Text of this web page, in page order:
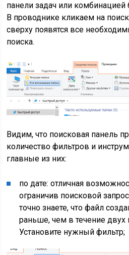
панели задач или
В проводнике кликаем на
сверху появятся все
поиска.
Видим, что поисковая панель
количество фильтров и
главные из них:
по дате: отличная
ограничив поисковой
точно знаете, что файл
раньше, чем в течение двух
Установите нужный фильтр;